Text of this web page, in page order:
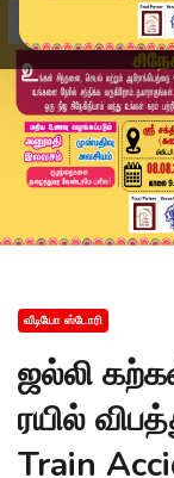
வீடியோ ஸ்டோரி
ஜல்லி
ரயில்
Train